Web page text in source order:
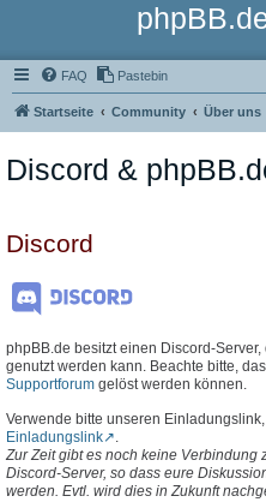
FAQ Pastebin
Startseite Community Über uns
Discord &
Discord
phpBB.de besitzt einen Discord-
genutzt werden kann. Beachte bitte,
Supportforum gelöst werden können.
Verwende bitte unseren
Einladungslink
.
Zur Zeit gibt es noch keine Verbindung
Discord-Server, so dass eure
werden. Evtl. wird dies in Zukunft